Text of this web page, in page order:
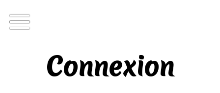
Connexion